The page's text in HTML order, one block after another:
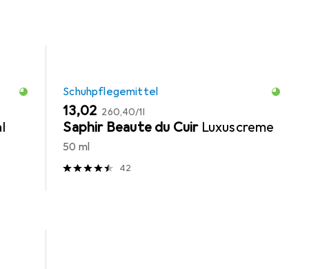
Schuhpflegemittel
EUR
13,02 EUR
260,40/1l
Saphir Beaute du Cuir Luxuscreme
50 ml
42